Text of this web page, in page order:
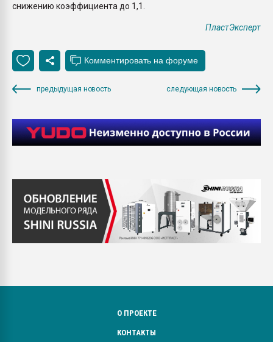
снижению коэффициента до 1,1.
ПластЭксперт
предыдущая новость следующая новость
О ПРОЕКТЕ
КОНТАКТЫ